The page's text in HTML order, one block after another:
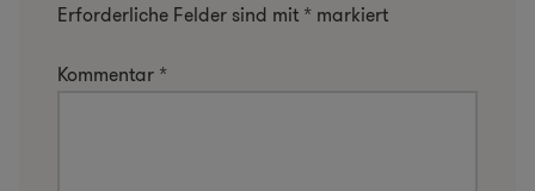
Erforderliche Felder sind mit * markiert
Kommentar *